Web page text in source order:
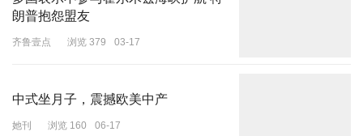
朗普抱怨盟友
齐鲁壹点 浏览 379 03-17
中式坐月子，震撼欧美中产
她刊 浏览 160 06-17